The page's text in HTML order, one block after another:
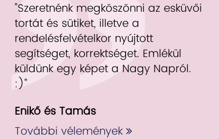
"Szeretnénk megköszönni az esküvői
tortát és sütiket, illetve a
rendelésfelvételkor nyújtott
segítséget, korrektséget. Emlékül
küldünk egy képet a Nagy Napról.
:)"
Enikő és Tamás
További vélemények